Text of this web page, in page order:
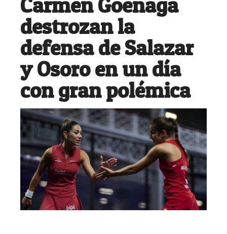
destrozan la
defensa de Salazar
y Osoro en un día
con gran polémica